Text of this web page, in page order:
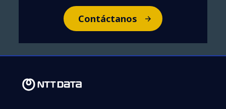
Contáctanos